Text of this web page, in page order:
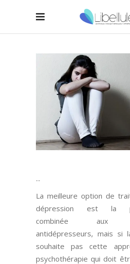
La meilleure option de
dépression est la
combinée aux
antidépresseurs, mais si
souhaite pas cette
psychothérapie qui doit